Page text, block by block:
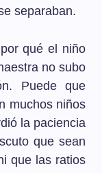
separaban.
qué el niño
no subo
Puede que
muchos niños
la paciencia
que sean
que las ratios